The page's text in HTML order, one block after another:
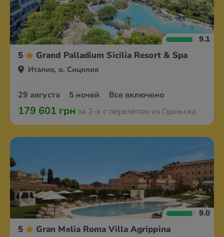
9.1
5 Grand Palladium Sicilia Resort & Spa
Италия, о. Сицилия
29 августа 5 ночей Все включено
179 601 грн за 2-х с перелётом из Гданьска
9.0
5 Gran Melia Roma Villa Agrippina